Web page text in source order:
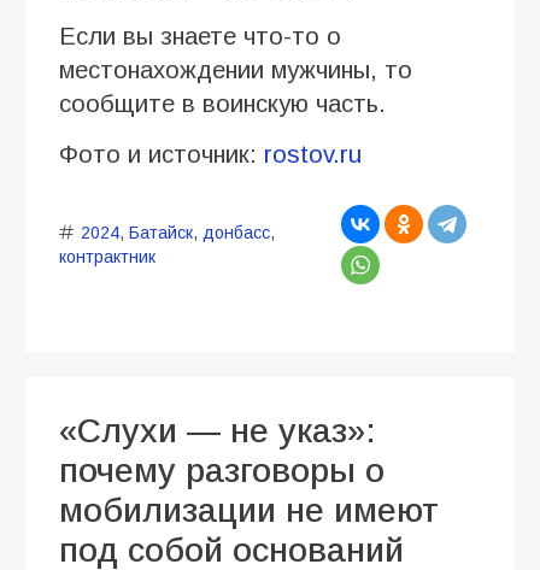
Если вы знаете что-то о
местонахождении мужчины, то
сообщите в воинскую часть.
Фото и источник: rostov.ru
2024, Батайск, донбасс,
контрактник
«Слухи — не указ»:
почему разговоры о
мобилизации не имеют
под собой оснований